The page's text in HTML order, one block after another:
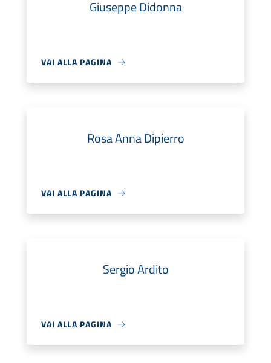
Giuseppe Didonna
VAI ALLA PAGINA
Rosa Anna Dipierro
VAI ALLA PAGINA
Sergio Ardito
VAI ALLA PAGINA